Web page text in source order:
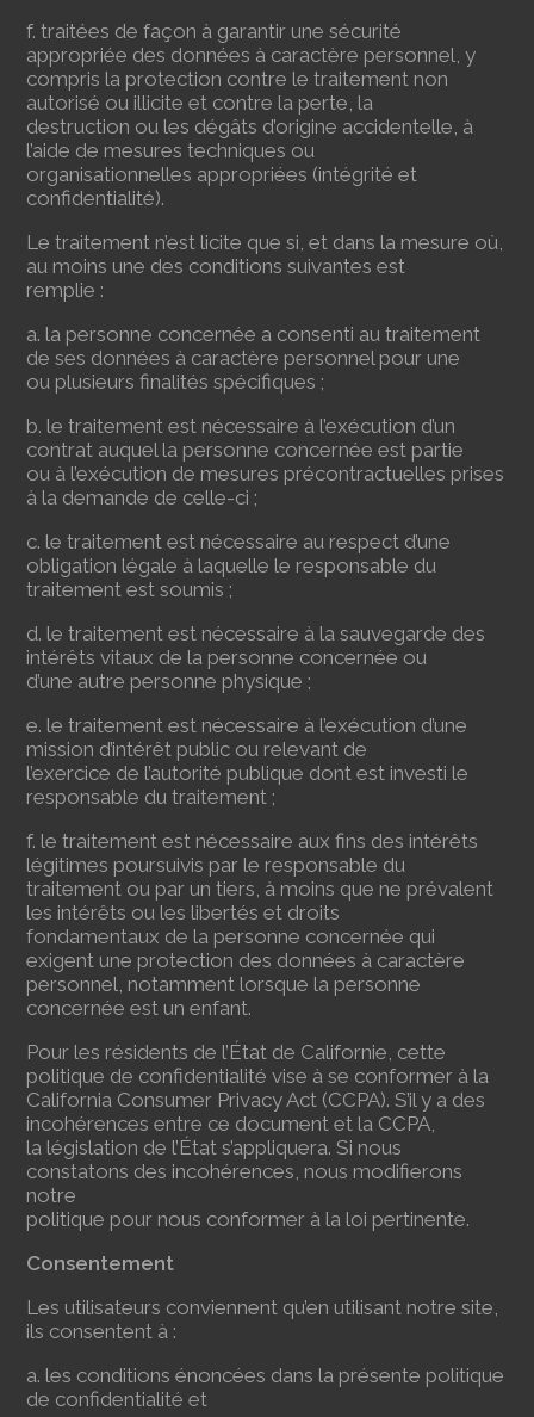
f. traitées de façon à garantir une sécurité
appropriée des données à caractère personnel, y
compris la protection contre le traitement non
autorisé ou illicite et contre la perte, la
destruction ou les dégâts d’origine accidentelle, à
l’aide de mesures techniques ou
organisationnelles appropriées (intégrité et
confidentialité).
Le traitement n’est licite que si, et dans la mesure où,
au moins une des conditions suivantes est
remplie :
a. la personne concernée a consenti au traitement
de ses données à caractère personnel pour une
ou plusieurs finalités spécifiques ;
b. le traitement est nécessaire à l’exécution d’un
contrat auquel la personne concernée est partie
ou à l’exécution de mesures précontractuelles prises
à la demande de celle-ci ;
c. le traitement est nécessaire au respect d’une
obligation légale à laquelle le responsable du
traitement est soumis ;
d. le traitement est nécessaire à la sauvegarde des
intérêts vitaux de la personne concernée ou
d’une autre personne physique ;
e. le traitement est nécessaire à l’exécution d’une
mission d’intérêt public ou relevant de
l’exercice de l’autorité publique dont est investi le
responsable du traitement ;
f. le traitement est nécessaire aux fins des intérêts
légitimes poursuivis par le responsable du
traitement ou par un tiers, à moins que ne prévalent
les intérêts ou les libertés et droits
fondamentaux de la personne concernée qui
exigent une protection des données à caractère
personnel, notamment lorsque la personne
concernée est un enfant.
Pour les résidents de l’État de Californie, cette
politique de confidentialité vise à se conformer à la
California Consumer Privacy Act (CCPA). S’il y a des
incohérences entre ce document et la CCPA,
la législation de l’État s’appliquera. Si nous
constatons des incohérences, nous modifierons
notre
politique pour nous conformer à la loi pertinente.
Consentement
Les utilisateurs conviennent qu’en utilisant notre site,
ils consentent à :
a. les conditions énoncées dans la présente politique
de confidentialité et